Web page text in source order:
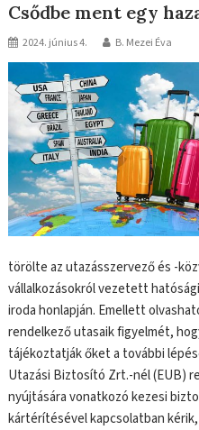
Csődbe ment egy
2024. június 4. B. Mezei Éva
törölte az utazásszervező és -
vállalkozásokról vezetett
iroda honlapján. Emellett
rendelkező utasaik figyelmét,
tájékoztatják őket a további
Utazási Biztosító Zrt.-nél (EUB)
nyújtására vonatkozó kezesi
kártérítésével kapcsolatban